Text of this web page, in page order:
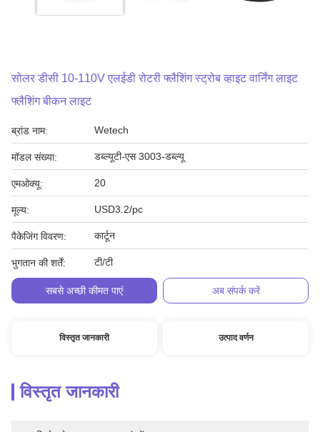
सोलर डीसी 10-110V एलईडी रोटरी फ्लैशिंग स्ट्रोब व्हाइट वार्निंग लाइट
फ्लैशिंग बीकन लाइट
ब्रांड नाम: Wetech
मॉडल संख्या: डब्ल्यूटी-एस 3003-डब्ल्यू
एमओक्यू: 20
मूल्य: USD3.2/pc
पैकेजिंग विवरण: कार्टून
भुगतान की शर्तें: टी/टी
सबसे अच्छी कीमत पाएं अब संपर्क करें
विस्तृत जानकारी उत्पाद वर्णन
विस्तृत जानकारी